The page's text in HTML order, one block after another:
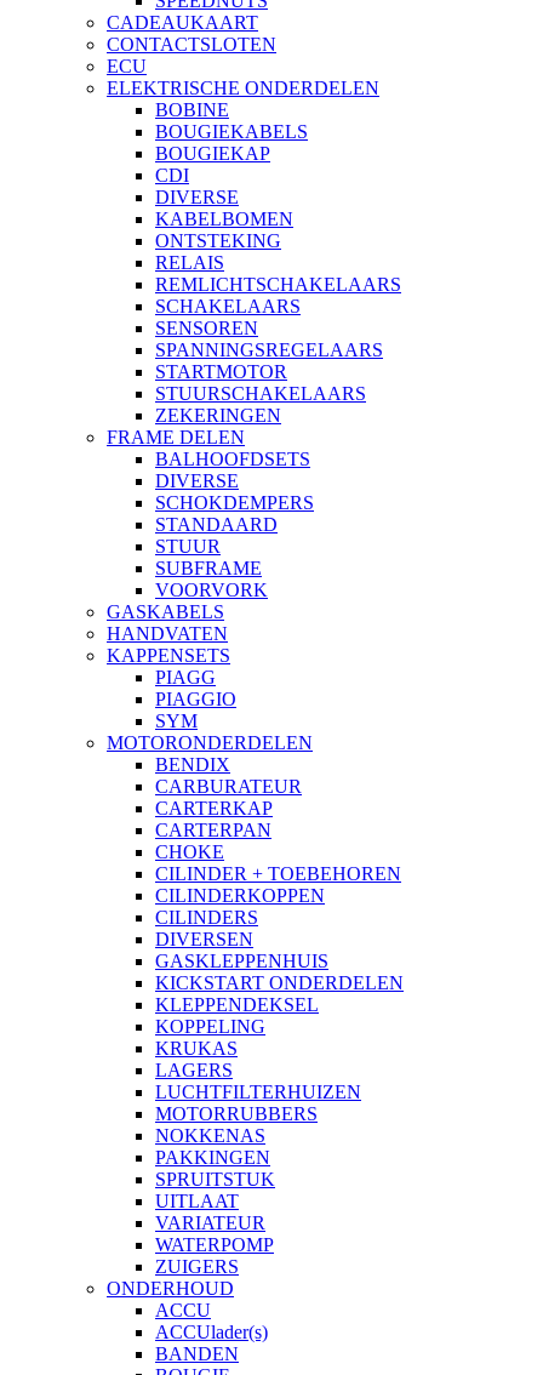
CADEAUKAART
CONTACTSLOTEN
ECU
ELEKTRISCHE ONDERDELEN
BOBINE
BOUGIEKABELS
BOUGIEKAP
CDI
DIVERSE
KABELBOMEN
ONTSTEKING
RELAIS
REMLICHTSCHAKELAARS
SCHAKELAARS
SENSOREN
SPANNINGSREGELAARS
STARTMOTOR
STUURSCHAKELAARS
ZEKERINGEN
FRAME DELEN
BALHOOFDSETS
DIVERSE
SCHOKDEMPERS
STANDAARD
STUUR
SUBFRAME
VOORVORK
GASKABELS
HANDVATEN
KAPPENSETS
PIAGG
PIAGGIO
SYM
MOTORONDERDELEN
BENDIX
CARBURATEUR
CARTERKAP
CARTERPAN
CHOKE
CILINDER + TOEBEHOREN
CILINDERKOPPEN
CILINDERS
DIVERSEN
GASKLEPPENHUIS
KICKSTART ONDERDELEN
KLEPPENDEKSEL
KOPPELING
KRUKAS
LAGERS
LUCHTFILTERHUIZEN
MOTORRUBBERS
NOKKENAS
PAKKINGEN
SPRUITSTUK
UITLAAT
VARIATEUR
WATERPOMP
ZUIGERS
ONDERHOUD
ACCU
ACCUlader(s)
BANDEN